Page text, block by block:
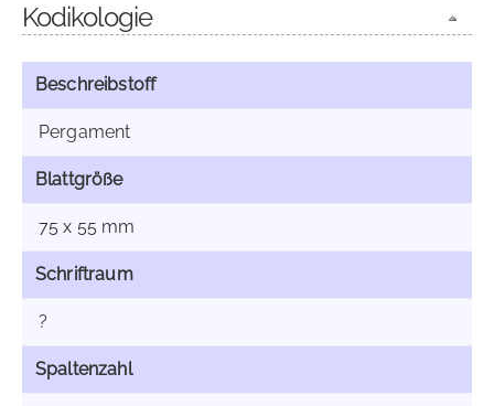
Kodikologie
Beschreibstoff
Pergament
Blattgröße
75 x 55 mm
Schriftraum
?
Spaltenzahl